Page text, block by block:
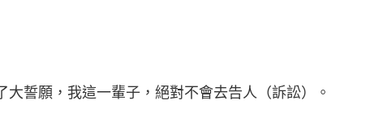
誓願，我這一輩子，絕對不會去告人（訴訟）。